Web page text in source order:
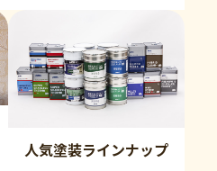
人気塗装ラインナップ